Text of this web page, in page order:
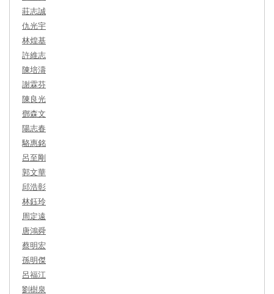
莊志誠
仇光宇
林煌基
許維志
陳培濤
謝霖芬
陳良光
鄧森文
陽志春
駱惠銘
呂至剛
郭文華
邱浩彰
林鈺玲
周定遠
唐鴻舜
蔡明宏
孫明傑
呂福江
劉樹泉